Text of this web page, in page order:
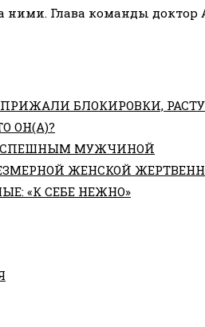
ними. Глава команды доктор
ПРИЖАЛИ БЛОКИРОВКИ,
ОН(А)?
УСПЕШНЫМ МУЖЧИНОЙ
ЖЕНСКОЙ
«К СЕБЕ НЕЖНО»